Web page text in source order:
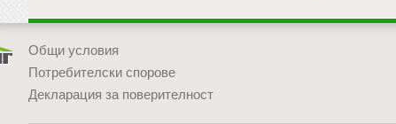
Общи условия
Потребителски спорове
Декларация за поверителност